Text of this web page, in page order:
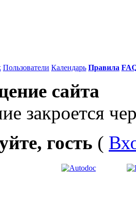
Пользователи Календарь Правила
сайта
закроется
гость (